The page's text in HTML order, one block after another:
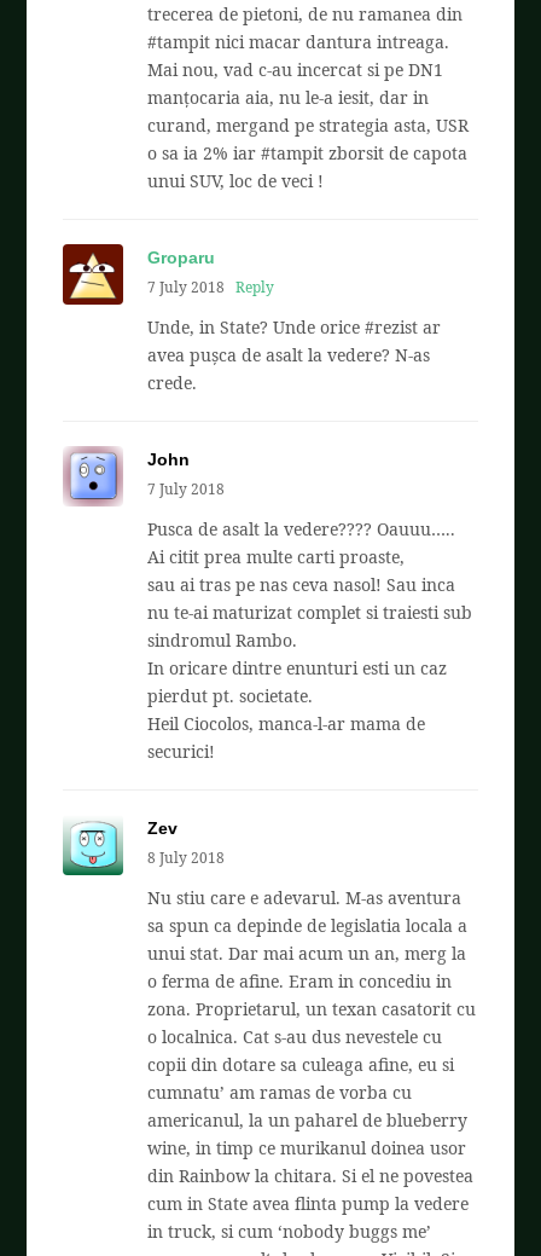
trecerea de pietoni, de nu ramanea din
#tampit nici macar dantura intreaga.
Mai nou, vad c-au incercat si pe DN1
manțocaria aia, nu le-a iesit, dar in
curand, mergand pe strategia asta, USR
o sa ia 2% iar #tampit zborsit de capota
unui SUV, loc de veci !
Groparu
7 July 2018
Reply
Unde, in State? Unde orice #rezist ar
avea pușca de asalt la vedere? N-as
crede.
John
7 July 2018
Pusca de asalt la vedere???? Oauuu…..
Ai citit prea multe carti proaste,
sau ai tras pe nas ceva nasol! Sau inca
nu te-ai maturizat complet si traiesti sub
sindromul Rambo.
In oricare dintre enunturi esti un caz
pierdut pt. societate.
Heil Ciocolos, manca-l-ar mama de
securici!
Zev
8 July 2018
Nu stiu care e adevarul. M-as aventura
sa spun ca depinde de legislatia locala a
unui stat. Dar mai acum un an, merg la
o ferma de afine. Eram in concediu in
zona. Proprietarul, un texan casatorit cu
o localnica. Cat s-au dus nevestele cu
copii din dotare sa culeaga afine, eu si
cumnatu’ am ramas de vorba cu
americanul, la un paharel de blueberry
wine, in timp ce murikanul doinea usor
din Rainbow la chitara. Si el ne povestea
cum in State avea flinta pump la vedere
in truck, si cum ‘nobody buggs me’